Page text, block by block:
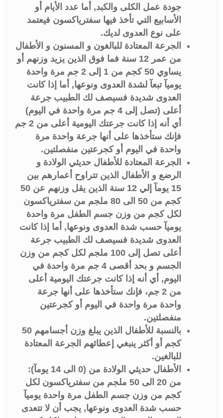
جودة عمل الكلى والكبد, أما عدد الأيام أو
الأسابيع التي تأخذ فيها سفترياكسون فيعتمد
على نوع العدوى لديك.
الجرعة المعتادة للبالغون و المسنون و الأطفال
من عمر 12 سنة فما فوق الذين يزيد وزنهم أو
يساوي 50 كجم من 1 إلى 2 جم مرة واحدة
يوميآ تبعآ لشدة العدوى ونوعها, أما إذا كانت
العدوى شديدة فسيصف لك الطبيب جرعة
أعلى (تصل إلى 4 جم مرة واحدة في اليوم)
أي أنه إذا كانت جرعتك اليومية أعلى من 2 جم
فإنك ستأخذها على أنها جرعة واحدة مرة
واحدة في اليوم أو كجرعتين منفصلتين.
الجرعة المعتادة للأطفال حديثي الولادة و
الرضع و الأطفال الذين تتراوح أعمارهم بين
15 يومآ إلي 12 سنة الذين يقل وزنهم عن 50
كجم من 50 الى 80 ملجم من سفترياكسون
لكل كجم من وزن جسم الطفل مرة واحدة
يوميآ حسب شدة العدوى ونوعها, أما إذا كانت
العدوى شديدة فسيصف لك الطبيب جرعة
أعلى تصل إلى 100 ملجم لكل كجم من وزن
الجسم و بحد أقصى 4 جم مرة واحدة في
اليوم, أي أنه إذا كانت جرعتك اليومية أعلى
من 2 جم، فإنك ستأخذها على أنها جرعة
واحدة مرة واحدة في اليوم أو كجرعتين
منفصلتين.
بالنسبة للأطفال الذين يبلغ وزن أجسامهم 50
كجم أو أكثر ينبغي إعطائهم الجرعة المعتادة
للبالغين.
الأطفال حديثي الولادة من (0 الى 14 يومآ):
من 20 الى 50 ملجم من سفترياكسون لكل
كجم من وزن جسم الطفل مرة واحدة يوميآ
حسب شدة العدوى ونوعها, يجب أن لا تتعدى